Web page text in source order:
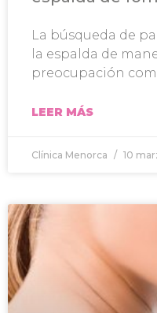
La búsqueda de
la espalda de
preocupación
LEER MÁS
Clínica Menorca 10